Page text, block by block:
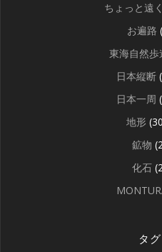
ちょっと遠
お遍路
東海自然歩
日本縦断
日本一周
地形
鉱物
化石
タグ